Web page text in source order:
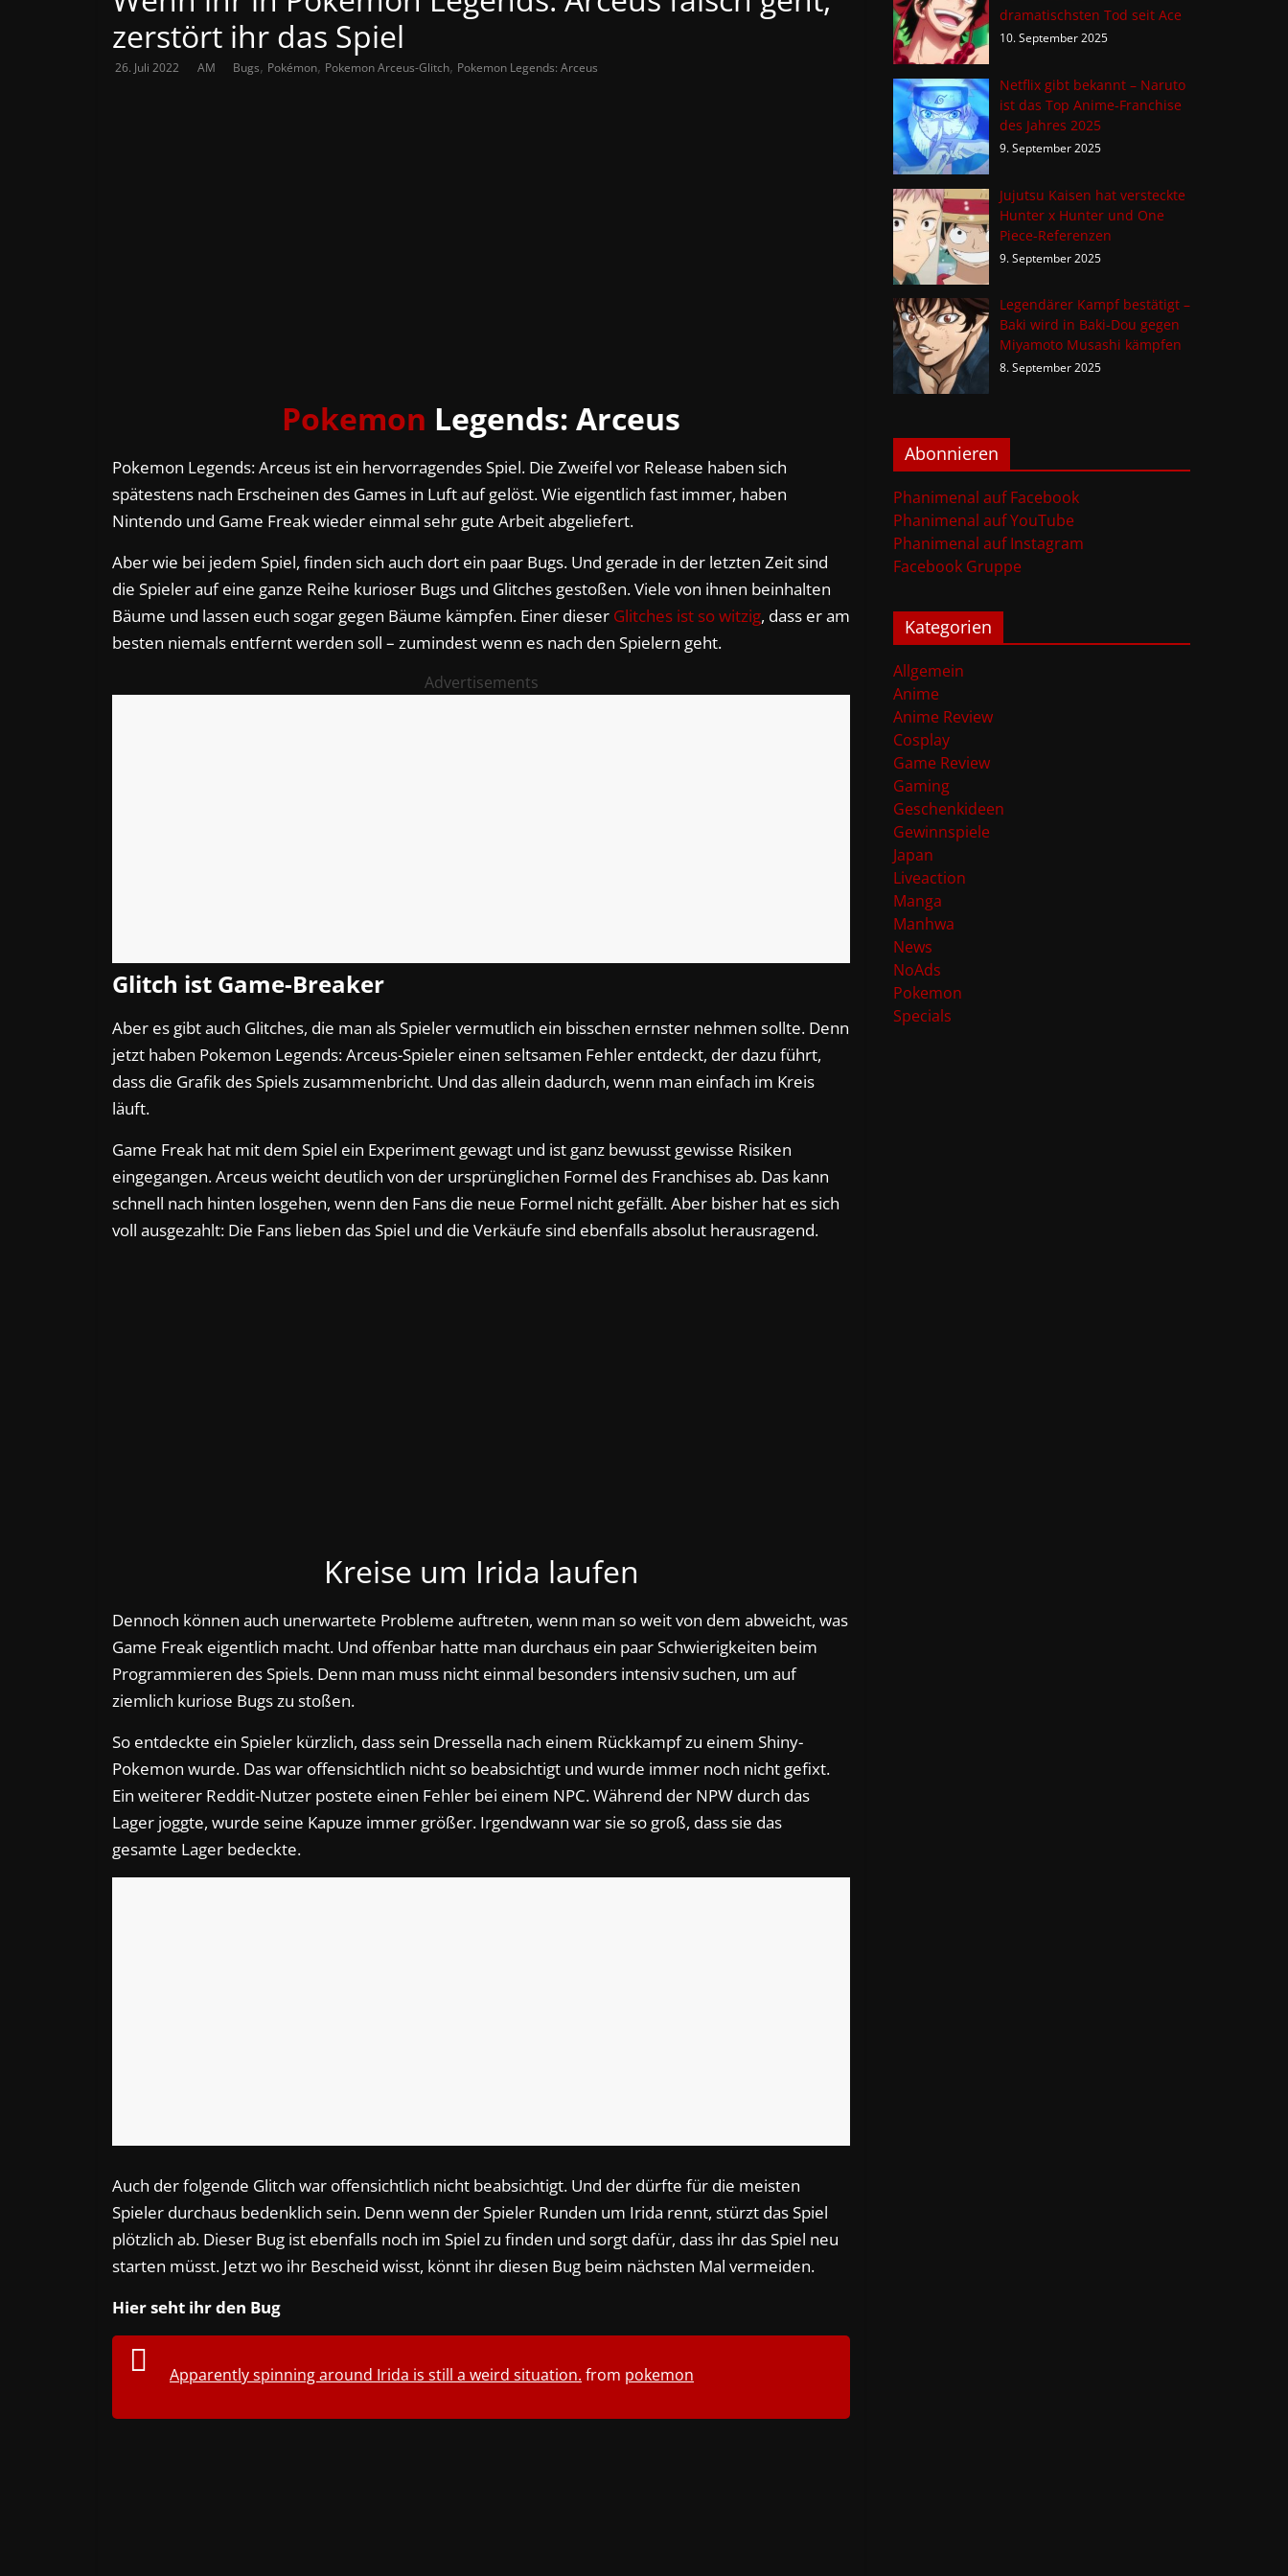
zerstört ihr das Spiel
26. Juli 2022 AM Bugs, Pokémon, Pokemon Arceus-Glitch, Pokemon Legends: Arceus
Pokemon Legends: Arceus
Pokemon Legends: Arceus ist ein hervorragendes Spiel. Die Zweifel vor Release haben sich
spätestens nach Erscheinen des Games in Luft auf gelöst. Wie eigentlich fast immer, haben
Nintendo und Game Freak wieder einmal sehr gute Arbeit abgeliefert.
Aber wie bei jedem Spiel, finden sich auch dort ein paar Bugs. Und gerade in der letzten Zeit sind
die Spieler auf eine ganze Reihe kurioser Bugs und Glitches gestoßen. Viele von ihnen beinhalten
Bäume und lassen euch sogar gegen Bäume kämpfen. Einer dieser Glitches ist so witzig, dass er am
besten niemals entfernt werden soll – zumindest wenn es nach den Spielern geht.
Advertisements
Glitch ist Game-Breaker
Aber es gibt auch Glitches, die man als Spieler vermutlich ein bisschen ernster nehmen sollte. Denn
jetzt haben Pokemon Legends: Arceus-Spieler einen seltsamen Fehler entdeckt, der dazu führt,
dass die Grafik des Spiels zusammenbricht. Und das allein dadurch, wenn man einfach im Kreis
läuft.
Game Freak hat mit dem Spiel ein Experiment gewagt und ist ganz bewusst gewisse Risiken
eingegangen. Arceus weicht deutlich von der ursprünglichen Formel des Franchises ab. Das kann
schnell nach hinten losgehen, wenn den Fans die neue Formel nicht gefällt. Aber bisher hat es sich
voll ausgezahlt: Die Fans lieben das Spiel und die Verkäufe sind ebenfalls absolut herausragend.
Kreise um Irida laufen
Dennoch können auch unerwartete Probleme auftreten, wenn man so weit von dem abweicht, was
Game Freak eigentlich macht. Und offenbar hatte man durchaus ein paar Schwierigkeiten beim
Programmieren des Spiels. Denn man muss nicht einmal besonders intensiv suchen, um auf
ziemlich kuriose Bugs zu stoßen.
So entdeckte ein Spieler kürzlich, dass sein Dressella nach einem Rückkampf zu einem Shiny-
Pokemon wurde. Das war offensichtlich nicht so beabsichtigt und wurde immer noch nicht gefixt.
Ein weiterer Reddit-Nutzer postete einen Fehler bei einem NPC. Während der NPW durch das
Lager joggte, wurde seine Kapuze immer größer. Irgendwann war sie so groß, dass sie das
gesamte Lager bedeckte.
Auch der folgende Glitch war offensichtlich nicht beabsichtigt. Und der dürfte für die meisten
Spieler durchaus bedenklich sein. Denn wenn der Spieler Runden um Irida rennt, stürzt das Spiel
plötzlich ab. Dieser Bug ist ebenfalls noch im Spiel zu finden und sorgt dafür, dass ihr das Spiel neu
starten müsst. Jetzt wo ihr Bescheid wisst, könnt ihr diesen Bug beim nächsten Mal vermeiden.
Hier seht ihr den Bug
Apparently spinning around Irida is still a weird situation. from pokemon
dramatischsten Tod seit Ace
10. September 2025
Netflix gibt bekannt – Naruto
ist das Top Anime-Franchise
des Jahres 2025
9. September 2025
Jujutsu Kaisen hat versteckte
Hunter x Hunter und One
Piece-Referenzen
9. September 2025
Legendärer Kampf bestätigt –
Baki wird in Baki-Dou gegen
Miyamoto Musashi kämpfen
8. September 2025
Abonnieren
Phanimenal auf Facebook
Phanimenal auf YouTube
Phanimenal auf Instagram
Facebook Gruppe
Kategorien
Allgemein
Anime
Anime Review
Cosplay
Game Review
Gaming
Geschenkideen
Gewinnspiele
Japan
Liveaction
Manga
Manhwa
News
NoAds
Pokemon
Specials